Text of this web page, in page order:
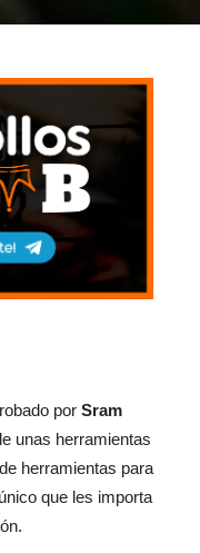
por Sram
unas herramientas
herramientas para
que les importa